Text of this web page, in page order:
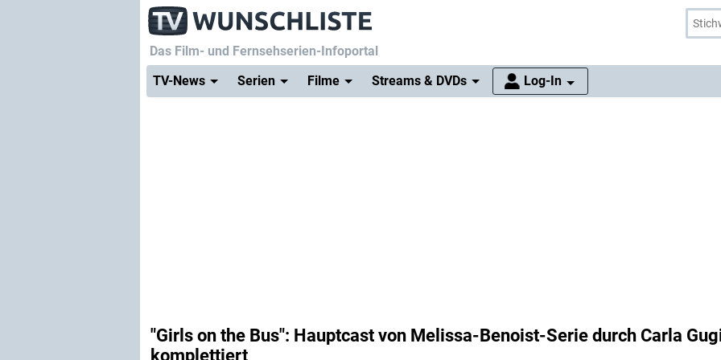
Das Film- und Fernsehserien-Infoportal
TV-News
Serien Filme Streams & DVDs Log-In
"Girls on the Bus": Hauptcast von Melissa-Benoist-Serie durch Carla
komplettiert